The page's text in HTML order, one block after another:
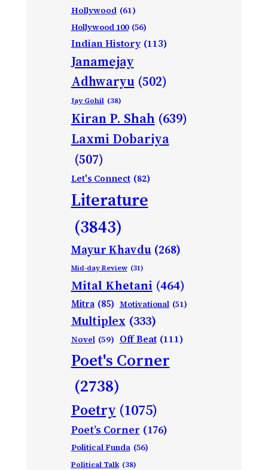
Hollywood (61)
Hollywood 100 (56)
Indian History (113)
Janamejay
Adhwaryu (502)
Jay Gohil (38)
Kiran P. Shah (639)
Laxmi Dobariya
(507)
Let's Connect (82)
Literature
(3843)
Mayur Khavdu (268)
Mid-day Review (31)
Mital Khetani (464)
Mitra (85) Motivational (51)
Multiplex (333)
Novel (59) Off Beat (111)
Poet's Corner
(2738)
Poetry (1075)
Poet’s Corner (176)
Political Funda (56)
Political Talk (38)